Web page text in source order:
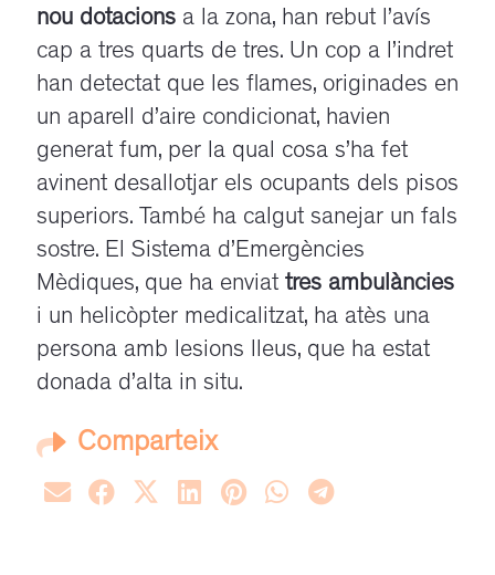
nou dotacions a la zona, han rebut l’avís
cap a tres quarts de tres. Un cop a l’indret
han detectat que les flames, originades en
un aparell d’aire condicionat, havien
generat fum, per la qual cosa s’ha fet
avinent desallotjar els ocupants dels pisos
superiors. També ha calgut sanejar un fals
sostre. El Sistema d’Emergències
Mèdiques, que ha enviat tres ambulàncies
i un helicòpter medicalitzat, ha atès una
persona amb lesions lleus, que ha estat
donada d’alta in situ.
Comparteix